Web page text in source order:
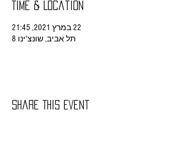
Time & Location
22 במרץ 2021, 21:45
תל אביב, שונצ'ינו 8
Share This Event